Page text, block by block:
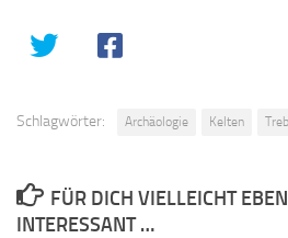
Schlagwörter: Archäologie Kelten
FÜR DICH VIELLEICHT
INTERESSANT …